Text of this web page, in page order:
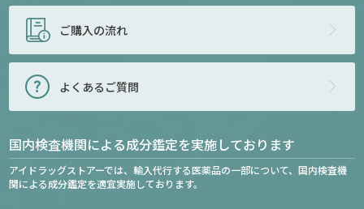
ご購入の流れ
よくあるご質問
国内検査機関による成分鑑定を実施しております
アイドラッグストアーでは、輸入代行する医薬品の一部について、国内検査機
関による成分鑑定を適宜実施しております。